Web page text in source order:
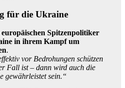
für die Ukraine
europäischen Spitzenpolitiker
in ihrem Kampf um
.
vor Bedrohungen schützen
Fall ist – dann wird auch die
gewährleistet sein.“